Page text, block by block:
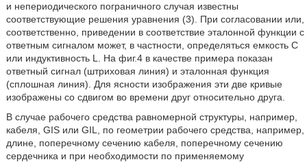
и непериодического пограничного случая известны
соответствующие решения уравнения (3). При согласовании или,
соответственно, приведении в соответствие эталонной функции с
ответным сигналом может, в частности, определяться емкость C
или индуктивность L. На фиг.4 в качестве примера показан
ответный сигнал (штриховая линия) и эталонная функция
(сплошная линия). Для ясности изображения эти две кривые
изображены со сдвигом во времени друг относительно друга.
В случае рабочего средства равномерной структуры, например,
кабеля, GIS или GIL, по геометрии рабочего средства, например,
длине, поперечному сечению кабеля, поперечному сечению
сердечника и при необходимости по применяемому